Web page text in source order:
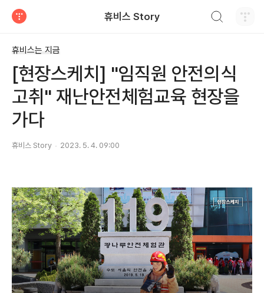
휴비스 Story
휴비스는 지금
[현장스케치] "임직원 안전의식
고취" 재난안전체험교육 현장을
가다
휴비스 Story 2023. 5. 4. 09:00